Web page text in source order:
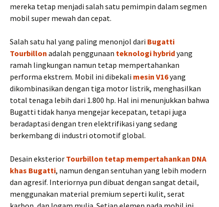
mereka tetap menjadi salah satu pemimpin dalam segmen
mobil super mewah dan cepat.
Salah satu hal yang paling menonjol dari Bugatti
Tourbillon adalah penggunaan teknologi hybridyang
ramah lingkungan namun tetap mempertahankan
performa ekstrem. Mobil ini dibekali mesin V16yang
dikombinasikan dengan tiga motor listrik, menghasilkan
total tenaga lebih dari 1.800 hp. Hal ini menunjukkan bahwa
Bugatti tidak hanya mengejar kecepatan, tetapi juga
beradaptasi dengan tren elektrifikasi yang sedang
berkembang di industri otomotif global.
Desain eksterior Tourbillon tetap mempertahankan DNA
khas Bugatti, namun dengan sentuhan yang lebih modern
dan agresif. Interiornya pun dibuat dengan sangat detail,
menggunakan material premium seperti kulit, serat